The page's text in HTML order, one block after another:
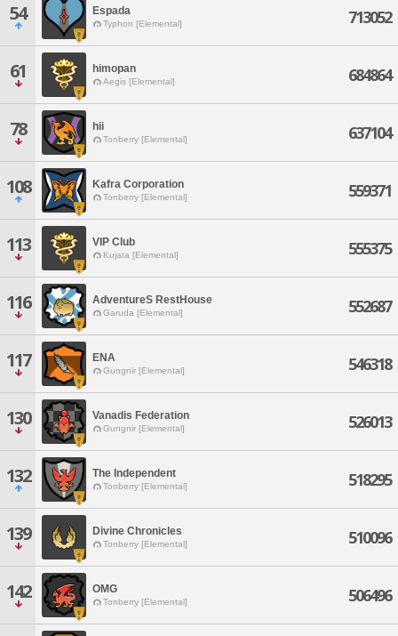
54 Espada
Typhon [Elemental] 713052
61 himopan
Aegis [Elemental] 684864
78 hii
Tonberry [Elemental] 637104
108 Kafra Corporation
Tonberry [Elemental] 559371
113 VIP Club
Kujata [Elemental] 555375
116 AdventureS RestHouse
Garuda [Elemental] 552687
117 ENA
Gungnir [Elemental] 546318
130 Vanadis Federation
Gungnir [Elemental] 526013
132 The Independent
Tonberry [Elemental] 518295
139 Divine Chronicles
Tonberry [Elemental] 510096
142 OMG
Tonberry [Elemental] 506496